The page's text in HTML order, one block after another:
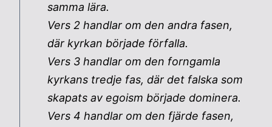
samma lära.
Vers 2 handlar om den andra fasen,
där kyrkan började förfalla.
Vers 3 handlar om den forngamla
kyrkans tredje fas, där det falska som
skapats av egoism började dominera.
Vers 4 handlar om den fjärde fasen,